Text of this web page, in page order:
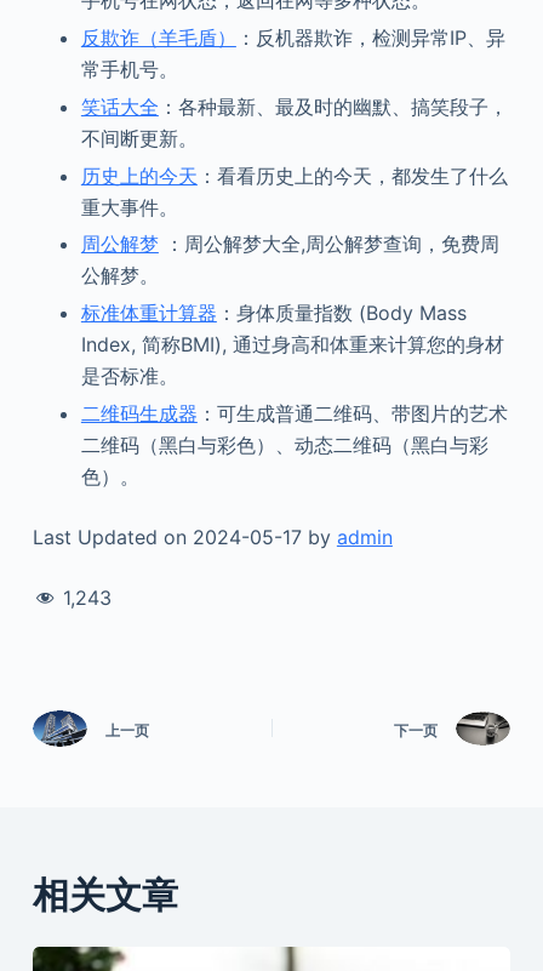
反欺诈（羊毛盾）
：反机器欺诈，检测异常IP、异
常手机号。
笑话大全 ：各种最新、最及时的幽默、搞笑段子，
不间断更新。
历史上的今天 ：看看历史上的今天，都发生了什么
重大事件。
周公解梦：周公解梦大全,周公解梦查询，免费周
公解梦。
标准体重计算器 ：身体质量指数 (Body Mass
Index, 简称BMI), 通过身高和体重来计算您的身材
是否标准。
二维码生成器 ：可生成普通二维码、带图片的艺术
二维码（黑白与彩色）、动态二维码（黑白与彩
色）。
Last Updated on 2024-05-17 by admin
1,243
上一页 下一页
相关文章